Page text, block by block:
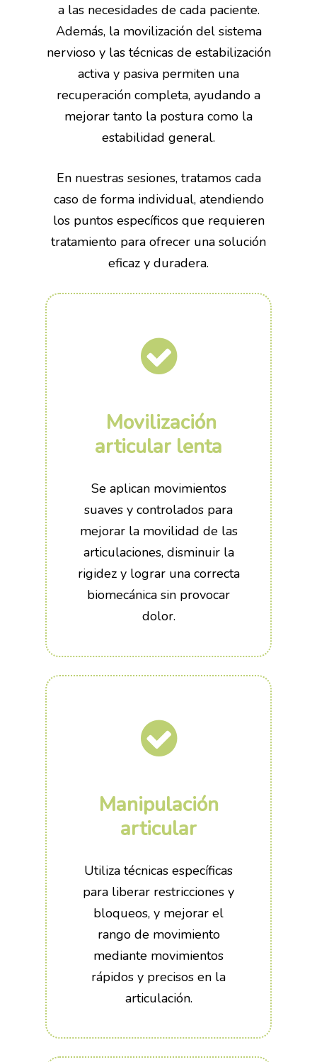
a las necesidades de cada paciente.
Además, la movilización del sistema
nervioso y las técnicas de estabilización
activa y pasiva permiten una
recuperación completa, ayudando a
mejorar tanto la postura como la
estabilidad general.
En nuestras sesiones, tratamos cada
caso de forma individual, atendiendo
los puntos específicos que requieren
tratamiento para ofrecer una solución
eficaz y duradera.
Movilización
articular lenta
Se aplican movimientos
suaves y controlados para
mejorar la movilidad de las
articulaciones, disminuir la
rigidez y lograr una correcta
biomecánica sin provocar
dolor.
Manipulación
articular
Utiliza técnicas específicas
para liberar restricciones y
bloqueos, y mejorar el
rango de movimiento
mediante movimientos
rápidos y precisos en la
articulación.
Fisioterapia
Fisioterapia manual –
Punción seca
Terapia miofascial